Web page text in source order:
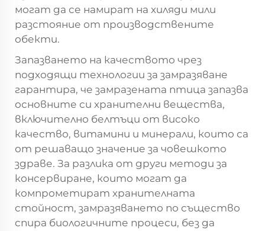
могат да се намират на хиляди мили
разстояние от производствените
обекти.
Запазването на качеството чрез
подходящи технологии за замразяване
гарантира, че замразената птица запазва
основните си хранителни вещества,
включително белтъци от високо
качество, витамини и минерали, които са
от решаващо значение за човешкото
здраве. За разлика от други методи за
консервиране, които могат да
компрометират хранителната
стойност, замразяването по същество
спира биологичните процеси, без да